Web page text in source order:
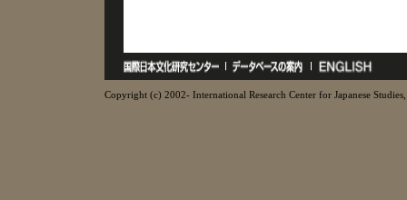
Copyright (c) 2002- International Research Center for Japanese